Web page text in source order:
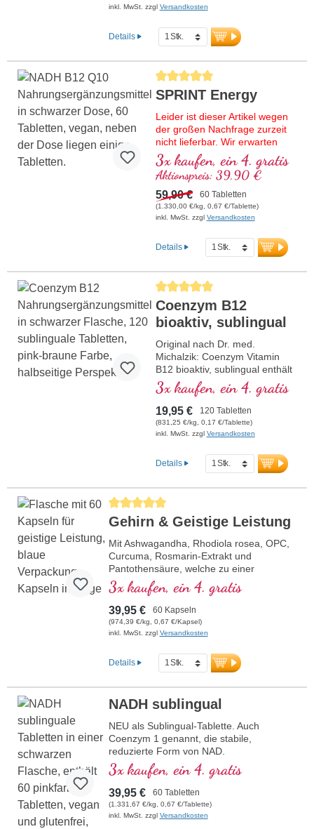
inkl. MwSt. zzgl Versandkosten
Details
Durchschnittliche Bewertung von 5
SPRINT Energy
Leider ist dieser Artikel wegen
der großen Nachfrage zurzeit
nicht lieferbar. Wir erwarten
frische Ware in Kalenderwoche
37/2026.
Hochwertige Rezeptur mit
NADH, bioaktivem Vitamin B12,
Coenzym Q10 und veganem
Tablette zur Aufnahme schon
über die Mundschleimhaut.
3x kaufen, ein 4. gratis
Aktionspreis: 39,90 €
59,90 € 60 Tabletten
(1.330,00 €/kg, 0,67 €/Tablette)
inkl. MwSt. zzgl Versandkosten
Details
Durchschnittliche Bewertung von 5
Coenzym B12
bioaktiv, sublingual
Original nach Dr. med.
Michalzik: Coenzym Vitamin
B12 bioaktiv, sublingual enthält
125 µg bioaktives Vitamin B12
pro Tagesdosis (1 Pressling).
Dieses hochwertige
Nahrungsergänzungsmittel ist
frei von Zusatzstoffen und wird
Versiegelung ist aluminiumfrei.
mehr Informationen zu
bioaktiv, sublingual
3x kaufen, ein 4. gratis
19,95 € 120 Tabletten
(831,25 €/kg, 0,17 €/Tablette)
inkl. MwSt. zzgl Versandkosten
Details
Durchschnittliche Bewertung von 5 von 5 Sternen
Gehirn & Geistige Leistung
Mit Ashwagandha, Rhodiola rosea, OPC,
Curcuma, Rosmarin-Extrakt und
Pantothensäure, welche zu einer
normalen geistigen Leistungsfähigkeit
beiträgt und an der Synthese und dem
Stoffwechsel einiger Neurotransmitter
beteiligt ist. B-Vitamine bioaktiv!
3x kaufen, ein 4. gratis
39,95 € 60 Kapseln
(974,39 €/kg, 0,67 €/Kapsel)
inkl. MwSt. zzgl Versandkosten
Details
NADH sublingual
NEU als Sublingual-Tablette. Auch
Coenzym 1 genannt, die stabile,
reduzierte Form von NAD.
• kein Nano-NADH, keine Nano-Partikel!
• Sublingual zur besseren Aufnahme über
die Mundschleimhaut
• Frei von Zusatzstoffen
• Im Violettglas
3x kaufen, ein 4. gratis
39,95 € 60 Tabletten
(1.331,67 €/kg, 0,67 €/Tablette)
inkl. MwSt. zzgl Versandkosten